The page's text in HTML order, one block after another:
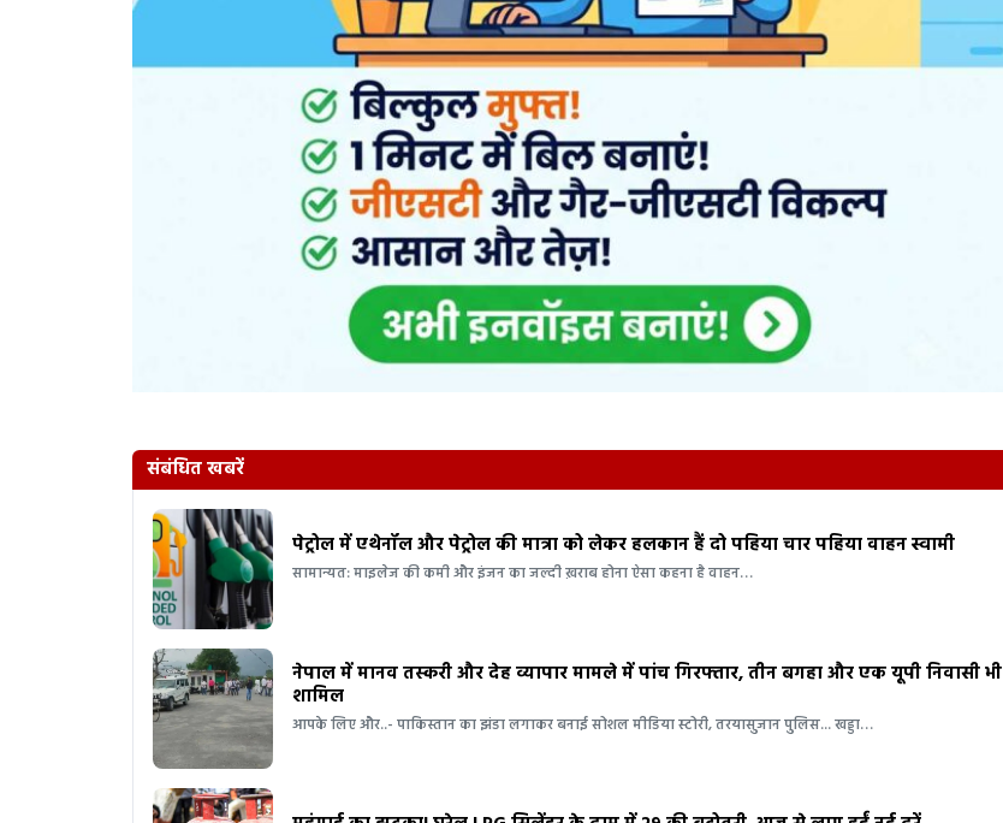
संबंधित खबरें
पेट्रोल में एथेनॉल और पेट्रोल की मात्रा को लेकर हलकान हैं दो पहिया चार पहिया वाहन स्वामी
सामान्यत: माइलेज की कमी और इंजन का जल्दी ख़राब होना ऐसा कहना है वाहन…
नेपाल में मानव तस्करी और देह व्यापार मामले में पांच गिरफ्तार, तीन बगहा और एक यूपी निवासी भी
शामिल
आपके लिए और..- पाकिस्तान का झंडा लगाकर बनाई सोशल मीडिया स्टोरी, तरयासुजान पुलिस... खड्डा…